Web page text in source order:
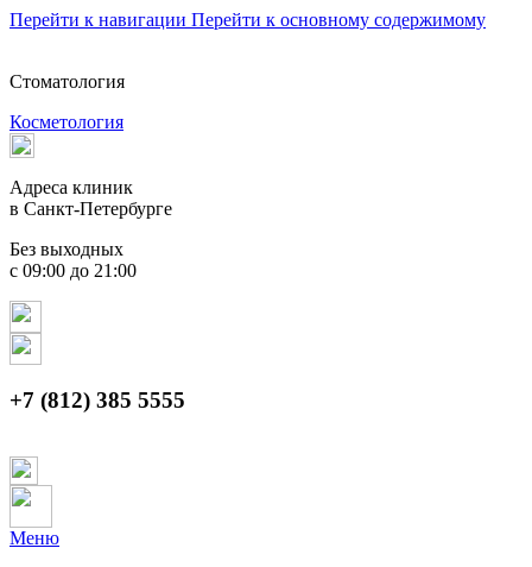
Перейти к навигации Перейти к основному содержимому
Стоматология
Косметология
Адреса клиник
в Санкт-Петербурге
Без выходных
с 09:00 до 21:00
+7 (812) 385 5555
Меню